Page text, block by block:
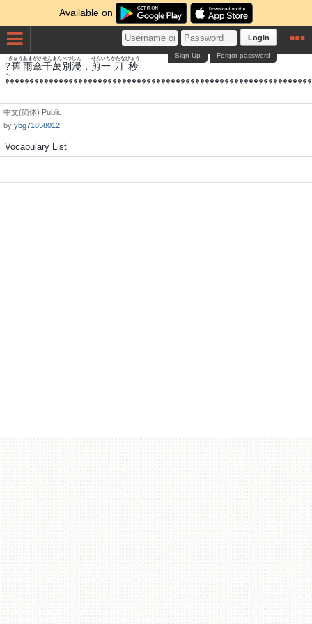
Available on
Login
Forgot password
Sign Up
?舊
きゅう
雨傘
あまがさ
千萬
せんまん
別
べつ
浸
しん
， 剪
せん
一
いち
刀
かたな
秒
びょう
中文(简体) Public
by ybg71858012
Vocabulary List